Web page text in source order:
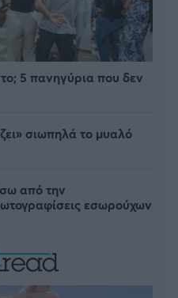
5 πανηγύρια που δεν
σιωπηλά το μυαλό
από την
εσωρούχων